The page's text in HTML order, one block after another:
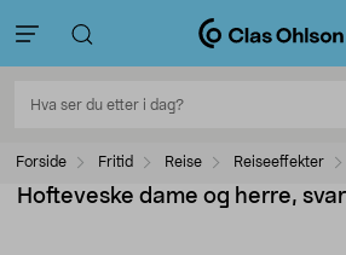
Forside Fritid Reise Reiseeffekter
Hofteveske dame og herre,